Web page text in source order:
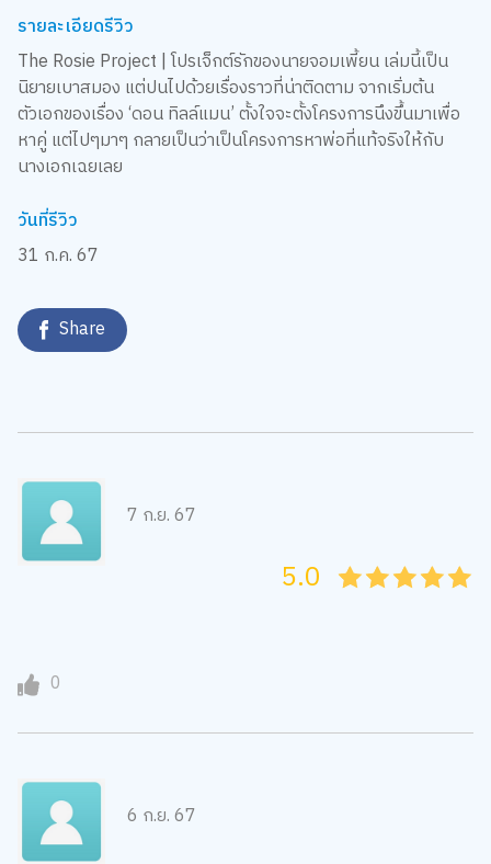
รายละเอียดรีวิว
The Rosie Project | โปรเจ็กต์รักของนายจอมเพี้ยน เล่มนี้เป็น
นิยายเบาสมอง แต่ปนไปด้วยเรื่องราวที่น่าติดตาม จากเริ่มต้น
ตัวเอกของเรื่อง ‘ดอน ทิลล์แมน’ ตั้งใจจะตั้งโครงการนึงขึ้นมาเพื่อ
หาคู่ แต่ไปๆมาๆ กลายเป็นว่าเป็นโครงการหาพ่อที่แท้จริงให้กับ
นางเอกเฉยเลย
วันที่รีวิว
31 ก.ค. 67
Share
7 ก.ย. 67
45
4
35
3
25
2
15
1
05
5.0
0
6 ก.ย. 67